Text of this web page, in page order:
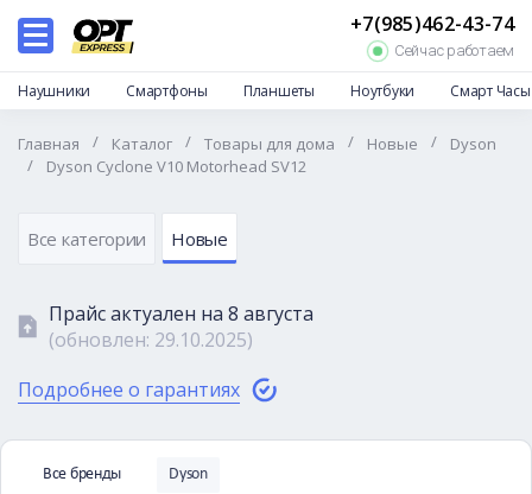
+7(985)462-43-74
Сейчас работаем
Наушники Смартфоны Планшеты Ноутбуки Смарт Часы
Каталог
Отзывы
Доставка и оплата
Частые вопросы
Контакты
Главная / Каталог / Товары для дома / Новые /
Dyson
/
Dyson Cyclone V10 Motorhead SV12
Все категории Новые
Прайс актуален на 8 августа
(обновлен: 29.10.2025)
Подробнее о гарантиях
Все бренды Dyson